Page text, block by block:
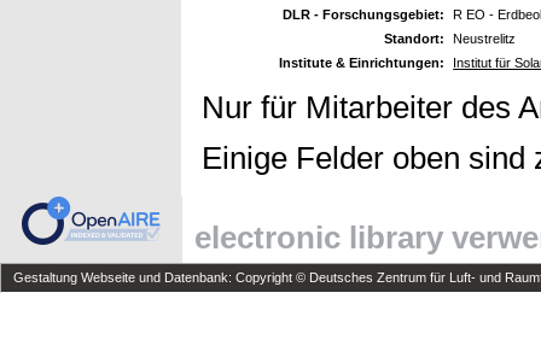
DLR - Forschungsgebiet:
R EO -
Standort:
Neustrelitz
Institute & Einrichtungen:
Institut für
Nur für Mitarbeiter des
Einige Felder oben
electronic library
Gestaltung Webseite und Datenbank: Copyright © Deutsches Zentrum für Luft- und